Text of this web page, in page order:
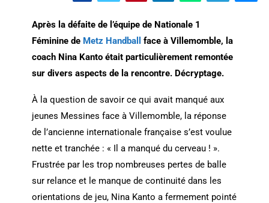
Après la défaite de l’équipe de Nationale 1
Féminine de Metz Handball
face à Villemomble, la
coach Nina Kanto était particulièrement remontée
sur divers aspects de la rencontre. Décryptage.
À la question de savoir ce qui avait manqué aux
jeunes Messines face à Villemomble, la réponse
de l’ancienne internationale française s’est voulue
nette et tranchée : « Il a manqué du cerveau ! ».
Frustrée par les trop nombreuses pertes de balle
sur relance et le manque de continuité dans les
orientations de jeu, Nina Kanto a fermement pointé